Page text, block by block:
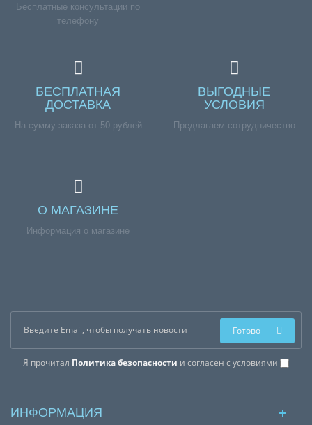
Бесплатные консультации по
телефону
БЕСПЛАТНАЯ
ДОСТАВКА
На сумму заказа от 50 рублей
ВЫГОДНЫЕ
УСЛОВИЯ
Предлагаем сотрудничество
О МАГАЗИНЕ
Информация о магазине
Я прочитал Политика безопасности и согласен с условиями
Готово
ИНФОРМАЦИЯ